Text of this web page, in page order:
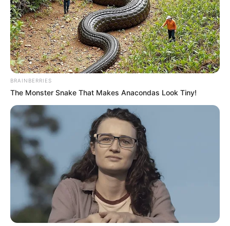
BRAINBERRIES
The Monster Snake That Makes Anacondas Look Tiny!